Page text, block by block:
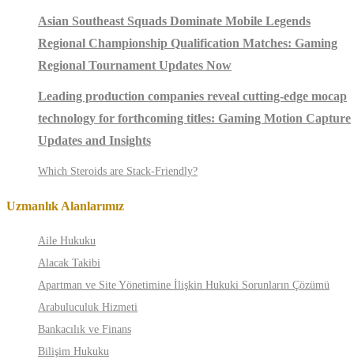
Asian Southeast Squads Dominate Mobile Legends
Regional Championship Qualification Matches: Gaming
Regional Tournament Updates Now
Leading production companies reveal cutting-edge mocap
technology for forthcoming titles: Gaming Motion Capture
Updates and Insights
Which Steroids are Stack-Friendly?
Uzmanlık Alanlarımız
Aile Hukuku
Alacak Takibi
Apartman ve Site Yönetimine İlişkin Hukuki Sorunların Çözümü
Arabuluculuk Hizmeti
Bankacılık ve Finans
Bilişim Hukuku